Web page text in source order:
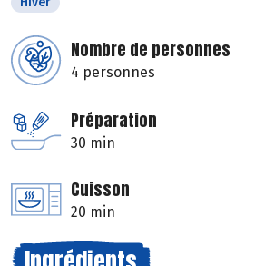
Nombre de personnes
4 personnes
Préparation
30 min
Cuisson
20 min